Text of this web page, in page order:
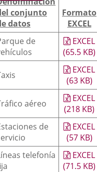
conjunto
datos
Formato
EXCEL
de
EXCEL
(65.5 KB)
EXCEL
(63 KB)
aéreo
EXCEL
(218 KB)
de
EXCEL
(57 KB)
telefonía
EXCEL
(71.5 KB)